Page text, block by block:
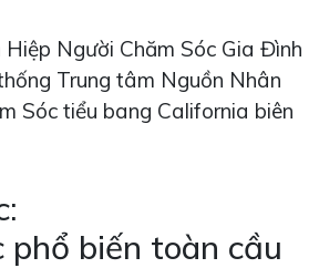
Hiệp Người Chăm Sóc Gia Đình
Trung tâm Nguồn Nhân
Sóc tiểu bang California biên
phổ biến toàn cầu